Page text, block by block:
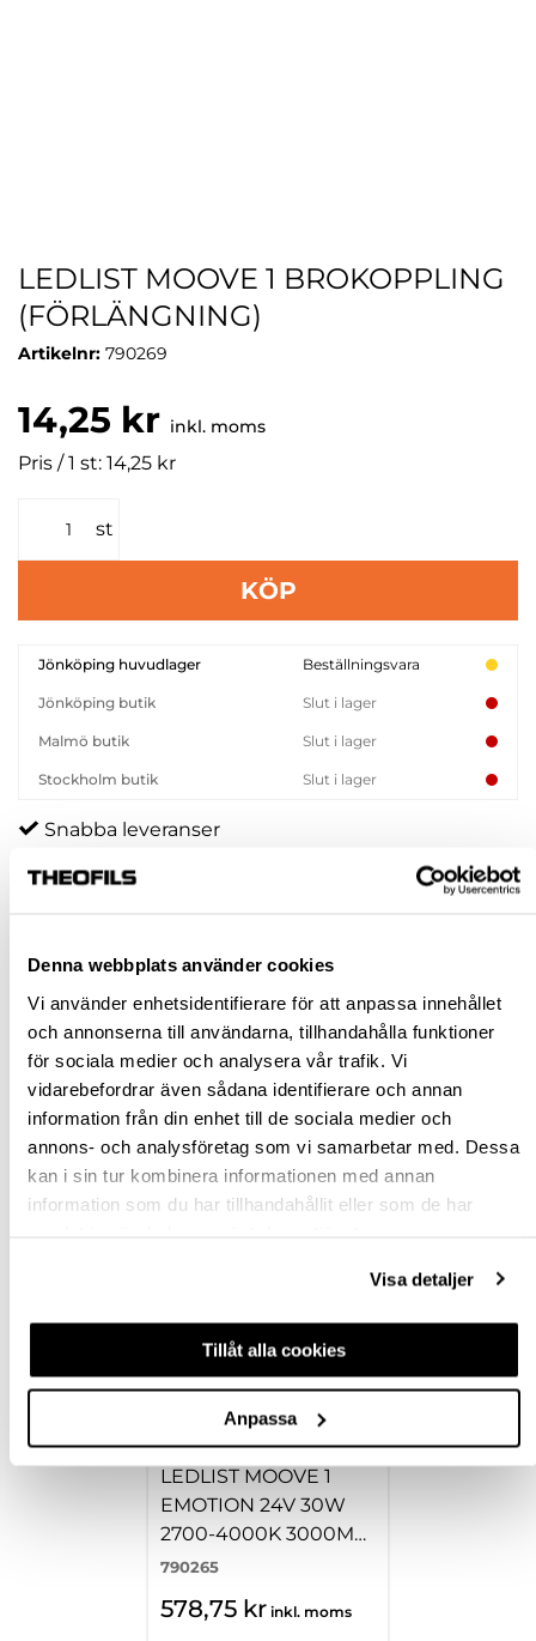
Denna webbplats använder cookies
Vi använder enhetsidentifierare för att anpassa innehållet
och annonserna till användarna, tillhandahålla funktioner
för sociala medier och analysera vår trafik. Vi
vidarebefordrar även sådana identifierare och annan
information från din enhet till de sociala medier och
annons- och analysföretag som vi samarbetar med. Dessa
kan i sin tur kombinera informationen med annan
information som du har tillhandahållit eller som de har
Visa detaljer
Tillåt alla cookies
Anpassa
LEDLIST MOOVE 1 BROKOPPLING
(FÖRLÄNGNING)
Artikelnr: 790269
14,25 kr inkl. moms
Pris / 1 st: 14,25 kr
st
KÖP
Jönköping huvudlager Beställningsvara
Jönköping butik Slut i lager
Malmö butik Slut i lager
Stockholm butik Slut i lager
Snabba leveranser
Ledande leverantör i Sverige
BESKRIVNING
FRÅGA OM PRODUKT
RECENSIONER
TILLBEHÖR
LEDLIST MOOVE 1
EMOTION 24V 30W
2700-4000K 3000MM
BLACK
790265
578,75 kr inkl. moms